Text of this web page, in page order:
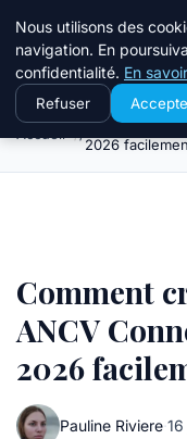
ppgazette
Comment
2026
Comment
ANCV
2026
Pauline Riviere·
Nous utilisons des
navigation. En
confidentialité. En
Refuser